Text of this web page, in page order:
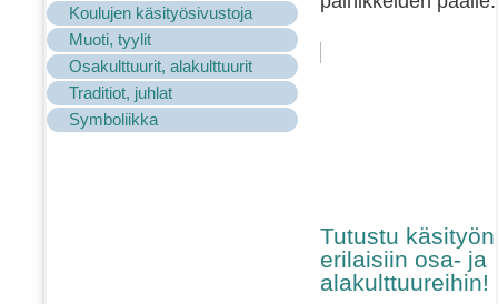
Koulujen käsityösivustoja
Muoti, tyylit
Osakulttuurit, alakulttuurit
Traditiot, juhlat
Symboliikka
Tutustu käsityön
erilaisiin osa- ja
alakulttuureihin!